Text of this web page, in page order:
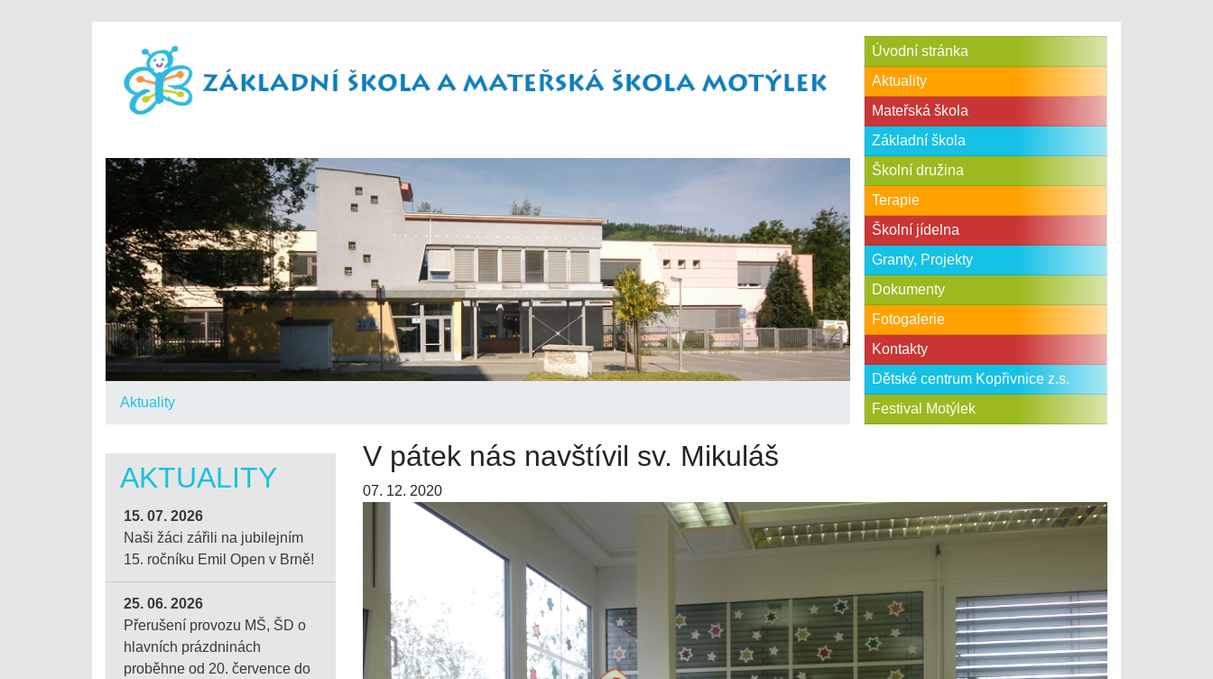
Aktuality
Úvodní stránka
Aktuality
Mateřská škola
Základní škola
Školní družina
Terapie
Školní jídelna
Granty, Projekty
Dokumenty
Fotogalerie
Kontakty
Dětské centrum Kopřivnice z.s.
Festival Motýlek
AKTUALITY
15. 07. 2026
Naši žáci zářili na jubilejním
15. ročníku Emil Open v Brně!
25. 06. 2026
Přerušení provozu MŠ, ŠD o
hlavních prázdninách
proběhne od 20. července do
V pátek nás navštívil sv. Mikuláš
07. 12. 2020